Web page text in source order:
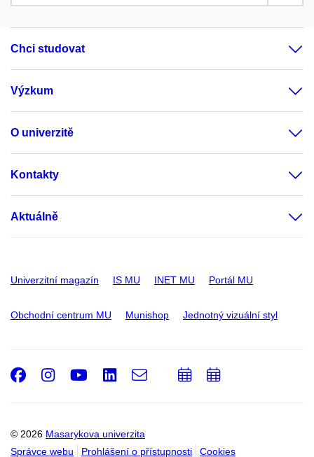
Chci studovat
Výzkum
O univerzitě
Kontakty
Aktuálně
Univerzitní magazín IS MU INET MU Portál MU
Obchodní centrum MU Munishop Jednotný vizuální styl
© 2026 Masarykova univerzita
Správce webu
Prohlášení o přístupnosti Cookies
Facebook
Instagram
Youtube
LinkedIn
e-
PřidatPřidat